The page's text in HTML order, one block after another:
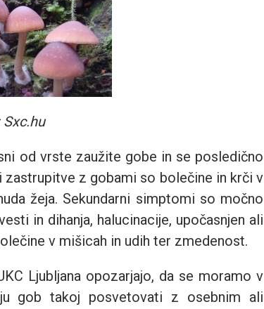
od vrste zaužite gobe in se posledično
z gobami so bolečine in krči v
žeja. Sekundarni simptomi so močno
in dihanja, halucinacije, upočasnjen ali
v mišicah in udih ter zmedenost.
Ljubljana opozarjajo, da se moramo v
gob takoj posvetovati z osebnim ali